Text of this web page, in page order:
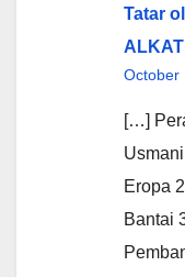
Tatar
October
[…]
Eropa
Bantai